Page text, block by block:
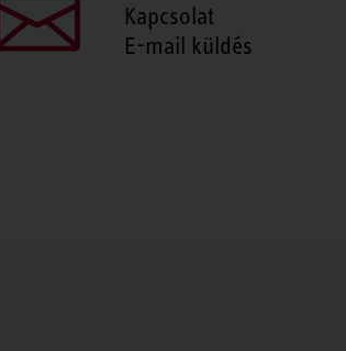
Kapcsolat
E-mail küldés